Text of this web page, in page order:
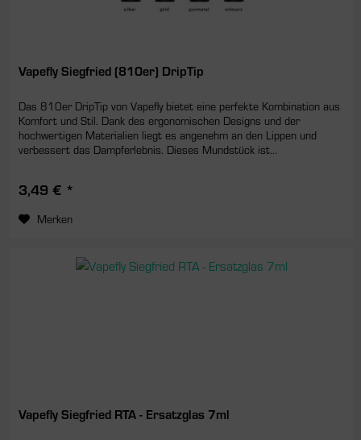
Vapefly Siegfried (810er) DripTip
Das 810er DripTip von Vapefly bietet eine perfekte Kombination aus
Komfort und Stil. Dank des ergonomischen Designs und der
hochwertigen Materialien liegt es angenehm an den Lippen und
verbessert das Dampferlebnis. Dieses Mundstück ist...
3,49 € *
Merken
Vapefly Siegfried RTA - Ersatzglas 7ml